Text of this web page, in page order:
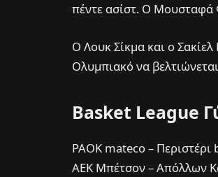
πέντε ασίστ. Ο Μουσταφά
Ο Λουκ Σίκμα και ο
Ολυμπιακό να
Basket League
PAOK mateco – Περιστέρι
ΑΕΚ Μπέτσον – Απόλλων